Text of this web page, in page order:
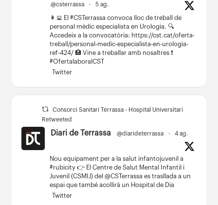
@csterrassa · 5 ag.
👩‍💻 El #CSTerrassa convoca lloc de treball de
personal mèdic especialista en Urologia. 🔍
Accedeix a la convocatòria: https://cst.cat/oferta-
treball/personal-medic-especialista-en-urologia-
ref-424/ 🏥 Vine a treballar amb nosaltres ❗
#OfertalaboralCST
Twitter
Consorci Sanitari Terrassa - Hospital Universitari
Retweeted
Diari de Terrassa @diarideterrassa · 4 ag.
Nou equipament per a la salut infantojuvenil a
#rubicity 👉 El Centre de Salut Mental Infantil i
Juvenil (CSMIJ) del @CSTerrassa es trasllada a un
espai que també acollirà un Hospital de Dia
Twitter